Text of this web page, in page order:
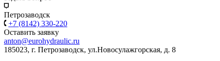
Петрозаводск
+7 (8142) 330-220
Оставить заявку
anton@eurohydraulic.ru
185023, г. Петрозаводск, ул.Новосулажгорская, д. 8